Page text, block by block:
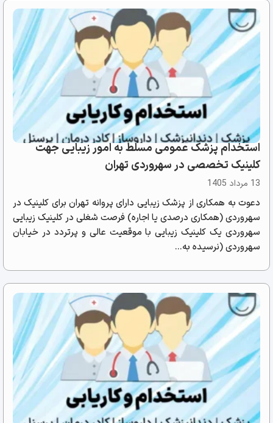
استخدام پزشک عمومی مسلط به امور زیبایی جهت
کلینیک تخصصی در سهروردی تهران
13 مرداد 1405
دعوت به همکاری از پزشک زیبایی دارای پروانه تهران برای کلینیک در
سهروردی (همکاری درصدی یا اجاره) فرصت شغلی در کلینیک زیبایی
سهروردی یک کلینیک زیبایی با موقعیت عالی و پرتردد در خیابان
سهروردی (نرسیده به...